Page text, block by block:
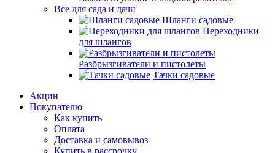
Все для сада и дачи
Шланги садовые
Переходники
для шлангов
Разбрызгиватели и пистолеты
Тачки садовые
Акции
Покупателю
Как купить
Оплата
Доставка и самовывоз
Купить в рассрочку